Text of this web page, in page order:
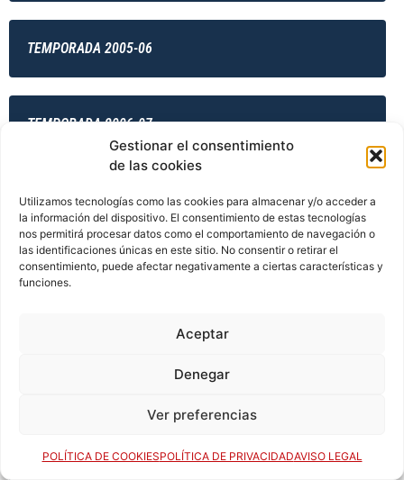
Gestionar el consentimiento
de las cookies
Utilizamos tecnologías como las cookies para almacenar y/o acceder a
la información del dispositivo. El consentimiento de estas tecnologías
nos permitirá procesar datos como el comportamiento de navegación o
las identificaciones únicas en este sitio. No consentir o retirar el
consentimiento, puede afectar negativamente a ciertas características y
funciones.
Aceptar
Denegar
Ver preferencias
POLÍTICA DE COOKIESPOLÍTICA DE PRIVACIDADAVISO LEGAL
TEMPORADA 2005-06
TEMPORADA 2006-07
TEMPORADA 2006-07
TEMPORADA 2006-07